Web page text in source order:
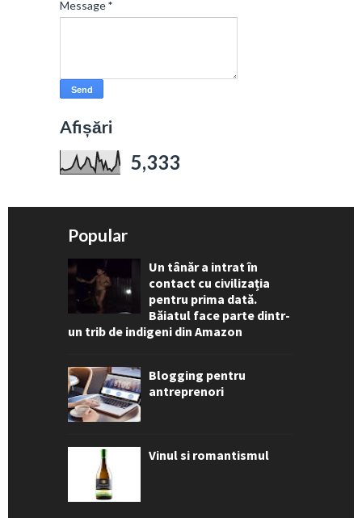
Message*
Afișări
5,333
Popular
Un tânăr a intrat în
contact cu civilizația
pentru prima dată.
Băiatul face parte dintr-
un trib de indigeni din Amazon
Blogging pentru
antreprenori
Vinul si romantismul